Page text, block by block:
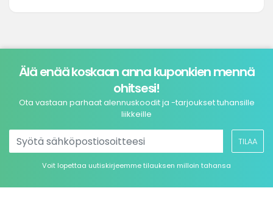
Älä enää koskaan anna kuponkien mennä
ohitsesi!
Ota vastaan parhaat alennuskoodit ja -tarjoukset tuhansille
liikkeille
TILAA
Voit lopettaa uutiskirjeemme tilauksen milloin tahansa